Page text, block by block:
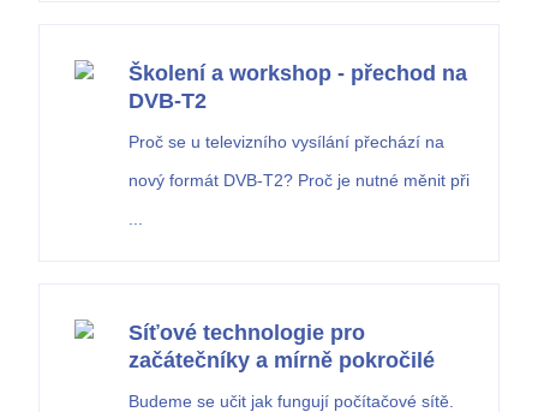
Školení a workshop - přechod na
DVB-T2
Proč se u televizního vysílání přechází na
nový formát DVB-T2? Proč je nutné měnit při
Síťové technologie pro
začátečníky a mírně pokročilé
Budeme se učit jak fungují počítačové sítě.